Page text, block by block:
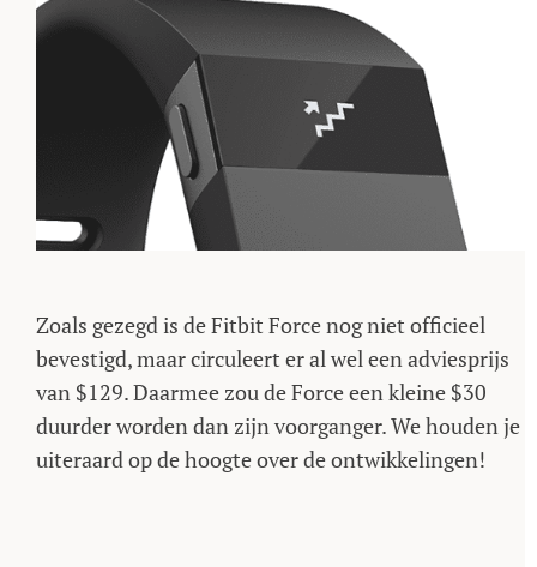
Zoals gezegd is de Fitbit Force nog niet officieel
bevestigd, maar circuleert er al wel een adviesprijs
van $129. Daarmee zou de Force een kleine $30
duurder worden dan zijn voorganger. We houden je
uiteraard op de hoogte over de ontwikkelingen!